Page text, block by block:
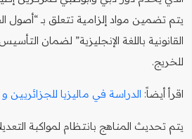
يتم تضمين مواد إلزامية تتعلق بـ “أصول
القانونية باللغة الإنجليزية” لضمان
للخريج.
اقرأ أيضاً: الدراسة في ماليزيا للجزائريين و 10 اسباب لاختيار ماليزيا
يتم تحديث المناهج بانتظام لمواكبة